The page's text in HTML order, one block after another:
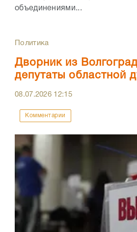
объединениями...
Политика
Дворник из
депутаты областной
08.07.2026 12:15
Комментарии